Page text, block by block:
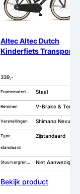
Altec Altec Dutch
Kinderfiets Transport
339,-
Framemateriaal Staal
Remmen V-Brake & Terugtrap
Versnellingen Shimano Nexus 3
Type
standaard
Zijstandaard
Stuurvergrendeling Niet Aanwezig
Bekijk product